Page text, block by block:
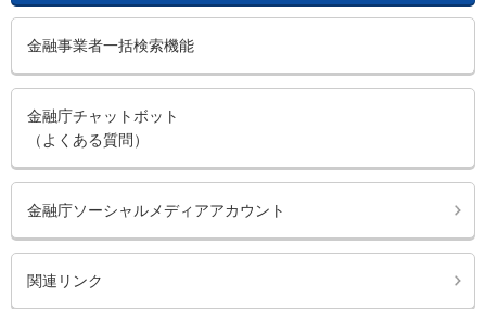
金融事業者一括検索機能
金融庁チャットボット
（よくある質問）
金融庁ソーシャルメディアアカウント
関連リンク